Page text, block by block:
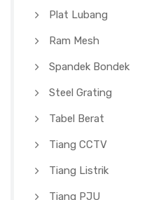
Plat Lubang
Ram Mesh
Spandek Bondek
Steel Grating
Tabel Berat
Tiang CCTV
Tiang Listrik
Tiang PJU